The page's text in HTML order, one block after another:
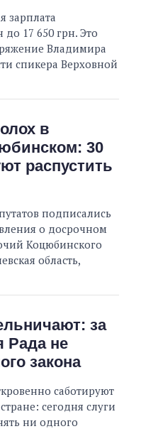
зарплата
до 17 650 грн. Это
Владимира
спикера Верховной
в
30
распустить
подписались
о досрочном
Коцюбинского
область,
за
Рада не
закона
саботируют
сегодня слуги
ни одного